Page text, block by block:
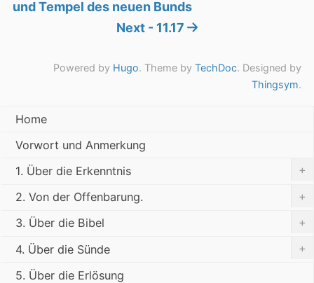
und Tempel des neuen Bunds
Next - 11.17
Powered by Hugo. Theme by TechDoc. Designed by
Thingsym.
Home
Vorwort und Anmerkung
1. Über die Erkenntnis
+
2. Von der Offenbarung.
+
3. Über die Bibel
+
4. Über die Sünde
+
5. Über die Erlösung